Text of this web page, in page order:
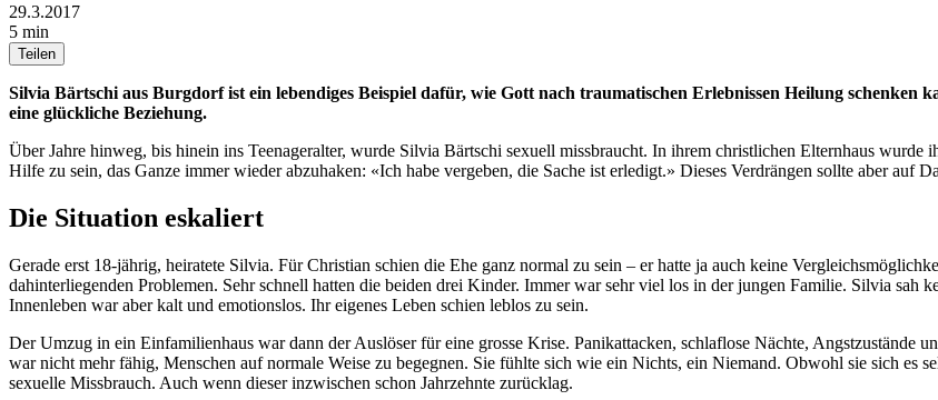
29.3.2017
5 min
Teilen
Silvia Bärtschi aus Burgdorf ist ein lebendiges Beispiel dafür, wie Gott nach traumatischen Erlebnissen Heilung
eine glückliche Beziehung.
Über Jahre hinweg, bis hinein ins Teenageralter, wurde Silvia Bärtschi sexuell missbraucht. In ihrem christlichen Elternhaus wurde
Hilfe zu sein, das Ganze immer wieder abzuhaken: «Ich habe vergeben, die Sache ist erledigt.» Dieses Verdrängen sollte aber auf
Die Situation eskaliert
Gerade erst 18-jährig, heiratete Silvia. Für Christian schien die Ehe ganz normal zu sein – er hatte ja auch keine
dahinterliegenden Problemen. Sehr schnell hatten die beiden drei Kinder. Immer war sehr viel los in der jungen Familie. Silvia
Innenleben war aber kalt und emotionslos. Ihr eigenes Leben schien leblos zu sein.
Der Umzug in ein Einfamilienhaus war dann der Auslöser für eine grosse Krise. Panikattacken, schlaflose Nächte, Angstzustände
war nicht mehr fähig, Menschen auf normale Weise zu begegnen. Sie fühlte sich wie ein Nichts, ein Niemand. Obwohl sie sich es
sexuelle Missbrauch. Auch wenn dieser inzwischen schon Jahrzehnte zurücklag.